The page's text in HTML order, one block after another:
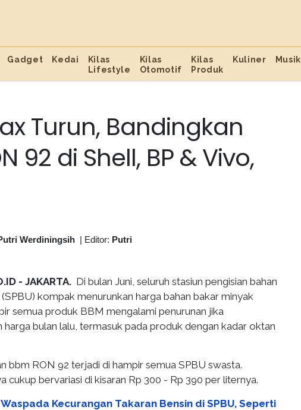
Gadget Kedai
Kilas
Lifestyle
Kilas
Otomotif
Kilas
Produk
Kuliner Musik
Turun, Bandingkan
92 di Shell, BP & Vivo,
Werdiningsih | Editor: Putri
- JAKARTA. Di bulan Juni, seluruh stasiun pengisian bahan
kompak menurunkan harga bahan bakar minyak
semua produk BBM mengalami penurunan jika
harga bulan lalu, termasuk pada produk dengan kadar oktan
bbm RON 92 terjadi di hampir semua SPBU swasta.
cukup bervariasi di kisaran Rp 300 - Rp 390 per liternya.
Waspada Kecurangan Takaran Bensin di SPBU, Seperti